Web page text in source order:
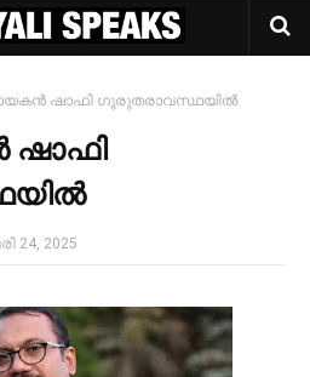
ഷാഫി ഗുരുതരാവസ്ഥയില്‍
ഷാഫി
24, 2025